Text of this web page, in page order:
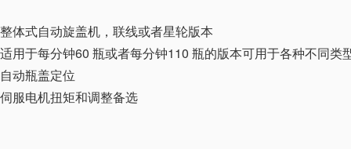
整体式自动旋盖机，联线或者星轮版本
适用于每分钟60 瓶或者每分钟110 瓶的版本可用于各种不同
自动瓶盖定位
伺服电机扭矩和调整备选